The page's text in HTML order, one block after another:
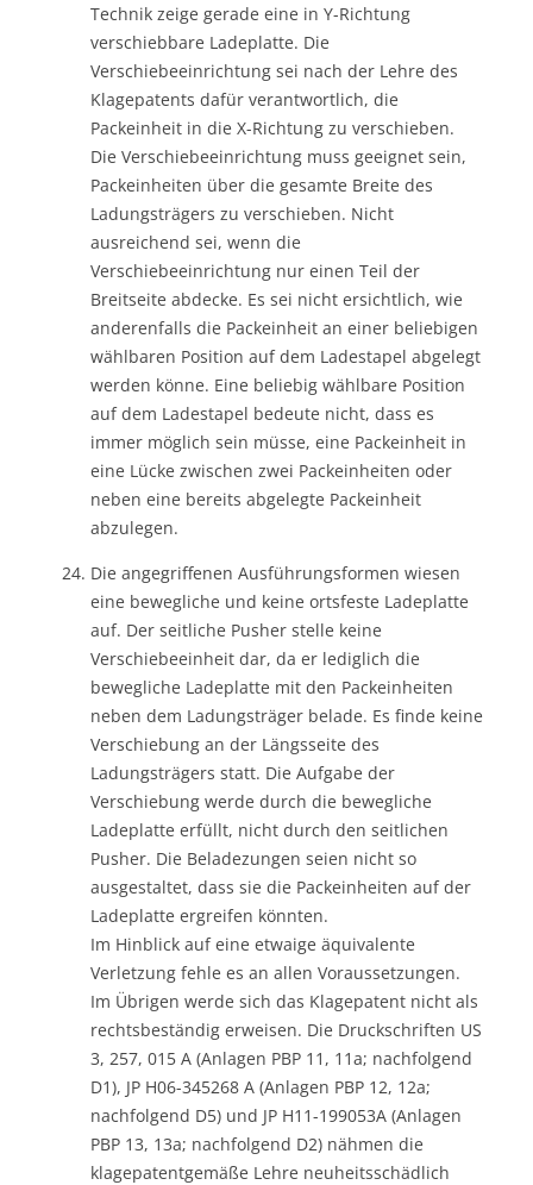
Technik zeige gerade eine in Y-Richtung
verschiebbare Ladeplatte. Die
Verschiebeeinrichtung sei nach der Lehre des
Klagepatents dafür verantwortlich, die
Packeinheit in die X-Richtung zu verschieben.
Die Verschiebeeinrichtung muss geeignet sein,
Packeinheiten über die gesamte Breite des
Ladungsträgers zu verschieben. Nicht
ausreichend sei, wenn die
Verschiebeeinrichtung nur einen Teil der
Breitseite abdecke. Es sei nicht ersichtlich, wie
anderenfalls die Packeinheit an einer beliebigen
wählbaren Position auf dem Ladestapel abgelegt
werden könne. Eine beliebig wählbare Position
auf dem Ladestapel bedeute nicht, dass es
immer möglich sein müsse, eine Packeinheit in
eine Lücke zwischen zwei Packeinheiten oder
neben eine bereits abgelegte Packeinheit
abzulegen.
Die angegriffenen Ausführungsformen wiesen
eine bewegliche und keine ortsfeste Ladeplatte
auf. Der seitliche Pusher stelle keine
Verschiebeeinheit dar, da er lediglich die
bewegliche Ladeplatte mit den Packeinheiten
neben dem Ladungsträger belade. Es finde keine
Verschiebung an der Längsseite des
Ladungsträgers statt. Die Aufgabe der
Verschiebung werde durch die bewegliche
Ladeplatte erfüllt, nicht durch den seitlichen
Pusher. Die Beladezungen seien nicht so
ausgestaltet, dass sie die Packeinheiten auf der
Ladeplatte ergreifen könnten.
Im Hinblick auf eine etwaige äquivalente
Verletzung fehle es an allen Voraussetzungen.
Im Übrigen werde sich das Klagepatent nicht als
rechtsbeständig erweisen. Die Druckschriften US
3, 257, 015 A (Anlagen PBP 11, 11a; nachfolgend
D1), JP H06-345268 A (Anlagen PBP 12, 12a;
nachfolgend D5) und JP H11-199053A (Anlagen
PBP 13, 13a; nachfolgend D2) nähmen die
klagepatentgemäße Lehre neuheitsschädlich